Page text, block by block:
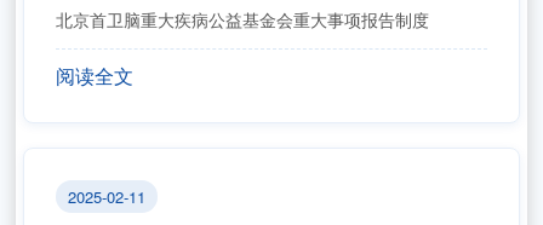
北京首卫脑重大疾病公益基金会重大事项报告制度
阅读全文
2025-02-11